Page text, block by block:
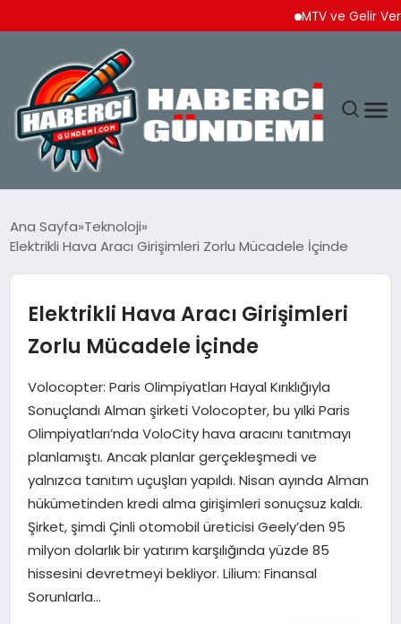
MTV ve Gelir Vergisi
SPOR
EKONOMI
DÜNYA
MAGAZIN
EĞITIM
SAĞLIK
TEKNOLOJI
Ana Sayfa Teknoloji
Elektrikli Hava Aracı Girişimleri Zorlu Mücadele İçinde
Elektrikli Hava Aracı Girişimleri
Zorlu Mücadele İçinde
Volocopter: Paris Olimpiyatları Hayal Kırıklığıyla
Sonuçlandı Alman şirketi Volocopter, bu yılki Paris
Olimpiyatları’nda VoloCity hava aracını tanıtmayı
planlamıştı. Ancak planlar gerçekleşmedi ve
yalnızca tanıtım uçuşları yapıldı. Nisan ayında Alman
hükümetinden kredi alma girişimleri sonuçsuz kaldı.
Şirket, şimdi Çinli otomobil üreticisi Geely’den 95
milyon dolarlık bir yatırım karşılığında yüzde 85
hissesini devretmeyi bekliyor. Lilium: Finansal
Sorunlarla…